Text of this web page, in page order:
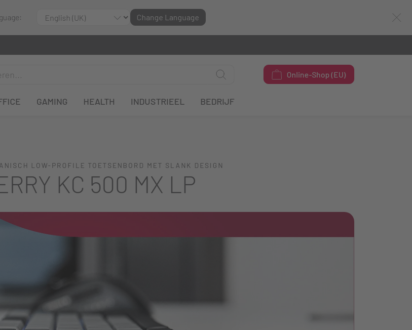
Change Language
Online-Shop (EU)
GAMING HEALTH INDUSTRIEEL BEDRIJF
LOW-PROFILE TOETSENBORD MET SLANK DESIGN
KC 500 MX LP